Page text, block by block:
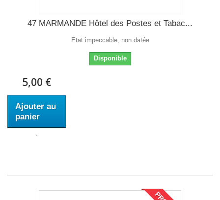
47 MARMANDE Hôtel des Postes et Tabac...
Etat impeccable, non datée
Disponible
5,00 €
Ajouter au
panier